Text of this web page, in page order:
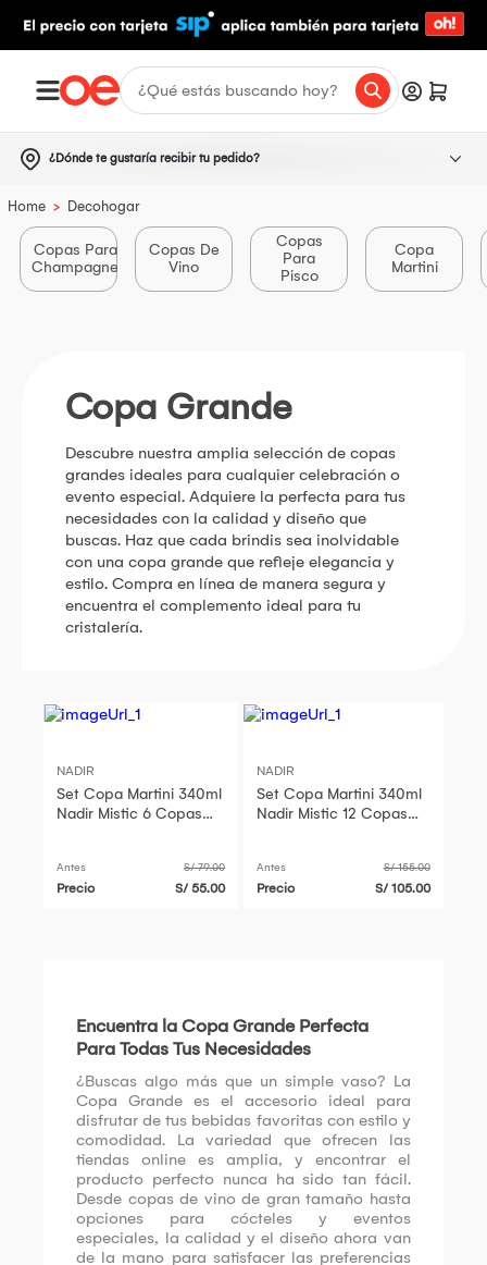
¿Dónde te gustaría recibir tu pedido?
Home > Decohogar
Copas Para
Champagne
Copas De
Vino
Copas
Para
Pisco
Copa
Martini
Copa Grande
Descubre nuestra amplia selección de copas
grandes ideales para cualquier celebración o
evento especial. Adquiere la perfecta para tus
necesidades con la calidad y diseño que
buscas. Haz que cada brindis sea inolvidable
con una copa grande que refleje elegancia y
estilo. Compra en línea de manera segura y
encuentra el complemento ideal para tu
cristalería.
NADIR
Set Copa Martini 340ml
Nadir Mistic 6 Copas
Antes S/ 79.00
Precio S/ 55.00
NADIR
Set Copa Martini 340ml
Nadir Mistic 12 Copas
Antes S/ 155.00
Precio S/ 105.00
Encuentra la Copa Grande Perfecta
Para Todas Tus Necesidades
¿Buscas algo más que un simple vaso? La
Copa Grande es el accesorio ideal para
disfrutar de tus bebidas favoritas con estilo y
comodidad. La variedad que ofrecen las
tiendas online es amplia, y encontrar el
producto perfecto nunca ha sido tan fácil.
Desde copas de vino de gran tamaño hasta
opciones para cócteles y eventos
especiales, la calidad y el diseño ahora van
de la mano para satisfacer las preferencias